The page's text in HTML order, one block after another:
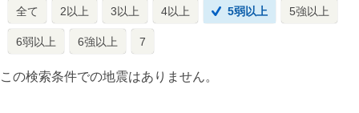
全て 2以上 3以上 4以上 5弱以上 5強以上
6弱以上 6強以上 7
この検索条件での地震はありません。